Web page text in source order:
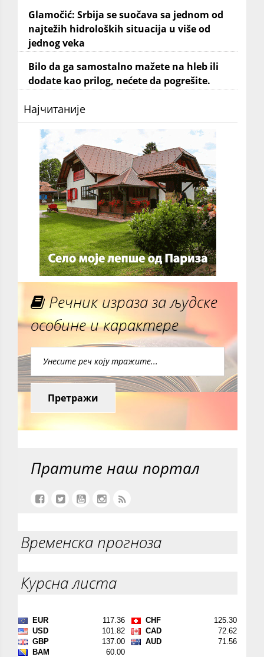
Glamočić: Srbija se suočava sa jednom od
najtežih hidroloških situacija u više od
jednog veka
Bilo da ga samostalno mažete na hleb ili
dodate kao prilog, nećete da pogrešite.
Најчитаније
Речник израза за људске
особине и карактере
Претражи
Пратите наш портал
Временска прогноза
Курсна листа